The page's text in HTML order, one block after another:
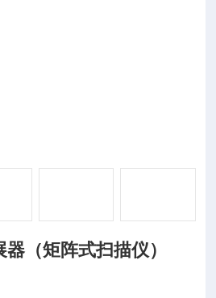
展器（矩阵式扫描仪）